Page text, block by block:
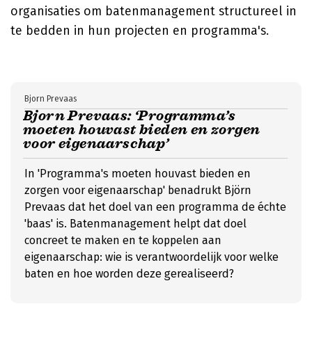
organisaties om batenmanagement structureel in
te bedden in hun projecten en programma's.
Bjorn Prevaas: ‘Programma’s
moeten houvast bieden en zorgen
voor eigenaarschap’
Bjorn Prevaas
In 'Programma's moeten houvast bieden en
zorgen voor eigenaarschap' benadrukt Björn
Prevaas dat het doel van een programma de échte
'baas' is. Batenmanagement helpt dat doel
concreet te maken en te koppelen aan
eigenaarschap: wie is verantwoordelijk voor welke
baten en hoe worden deze gerealiseerd?